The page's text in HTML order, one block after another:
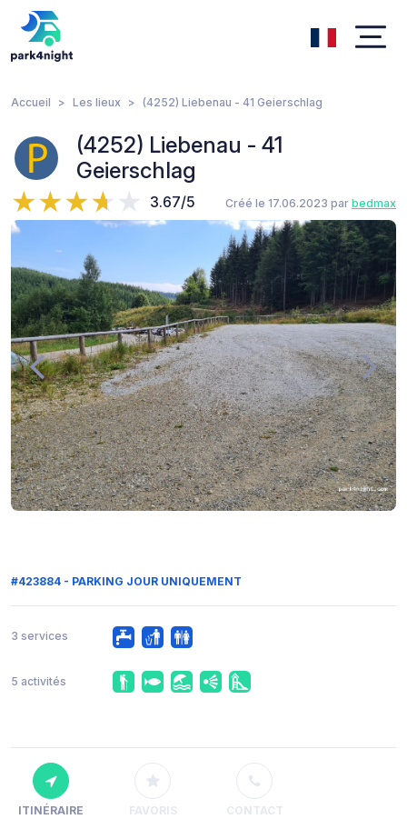
Accueil Les lieux (4252) Liebenau - 41 Geierschlag
(4252) Liebenau - 41
Geierschlag
3.67/5 Créé le 17.06.2023 par bedmax
#423884 - PARKING JOUR UNIQUEMENT
3 services
5 activités
ITINÉRAIRE FAVORIS CONTACT